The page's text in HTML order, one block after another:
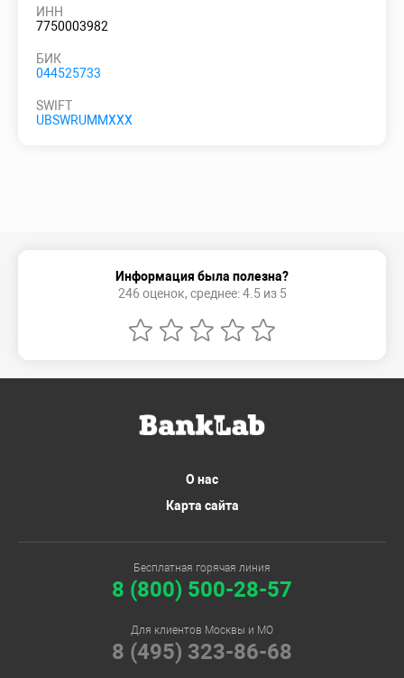
ИНН
7750003982
БИК
044525733
SWIFT
UBSWRUMMXXX
Информация была полезна?
246 оценок, среднее: 4.5 из 5
О нас
Карта сайта
Бесплатная горячая линия
8 (800) 500-28-57
Для клиентов Москвы и МО
8 (495) 323-86-68